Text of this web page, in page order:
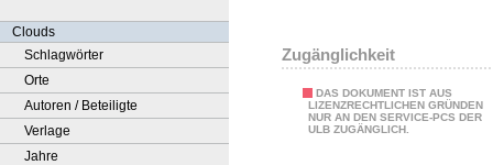
Clouds
Schlagwörter
Orte
Autoren / Beteiligte
Verlage
Jahre
Zugänglichkeit
DAS DOKUMENT IST AUS
LIZENZRECHTLICHEN GRÜNDEN
NUR AN DEN SERVICE-PCS DER
ULB ZUGÄNGLICH.